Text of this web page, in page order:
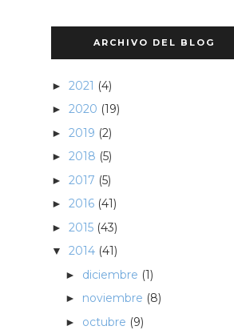
ARCHIVO DEL BLOG
► 2021 (4)
► 2020 (19)
► 2019 (2)
► 2018 (5)
► 2017 (5)
► 2016 (41)
► 2015 (43)
▼ 2014 (41)
► diciembre (1)
► noviembre (8)
► octubre (9)